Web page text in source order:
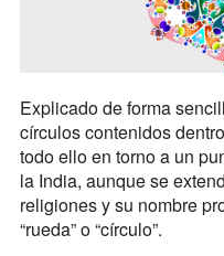
Explicado de forma
círculos contenidos
todo ello en torno a un
la India, aunque se
religiones y su nombre
“rueda” o “círculo”.